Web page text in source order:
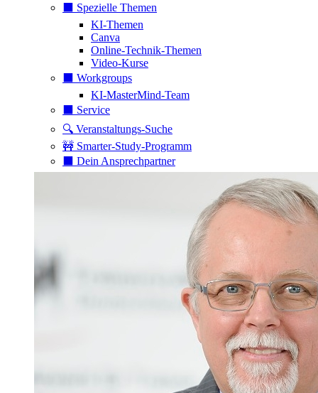
⬛️ Spezielle Themen
KI-Themen
Canva
Online-Technik-Themen
Video-Kurse
⬛️ Workgroups
KI-MasterMind-Team
⬛️ Service
🔍 Veranstaltungs-Suche
🚧 Smarter-Study-Programm
⬛️ Dein Ansprechpartner